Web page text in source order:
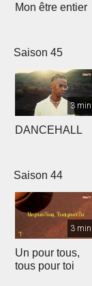
Mon être entier
Saison 45
3 min
DANCEHALL
Saison 44
3 min
Un pour tous,
tous pour toi